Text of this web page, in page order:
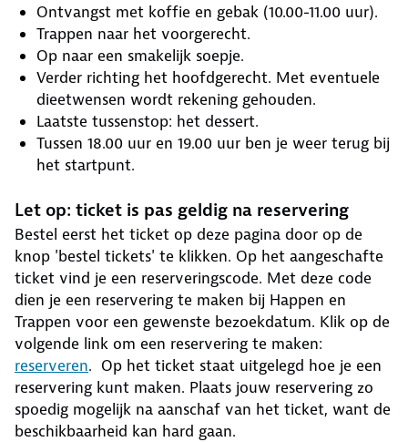
Ontvangst met koffie en gebak (10.00-11.00 uur).
Trappen naar het voorgerecht.
Op naar een smakelijk soepje.
Verder richting het hoofdgerecht. Met eventuele
dieetwensen wordt rekening gehouden.
Laatste tussenstop: het dessert.
Tussen 18.00 uur en 19.00 uur ben je weer terug bij
het startpunt.
Let op: ticket is pas geldig na reservering
Bestel eerst het ticket op deze pagina door op de
knop 'bestel tickets' te klikken. Op het aangeschafte
ticket vind je een reserveringscode. Met deze code
dien je een reservering te maken bij Happen en
Trappen voor een gewenste bezoekdatum. Klik op de
volgende link om een reservering te maken:
reserveren. Op het ticket staat uitgelegd hoe je een
reservering kunt maken. Plaats jouw reservering zo
spoedig mogelijk na aanschaf van het ticket, want de
beschikbaarheid kan hard gaan.